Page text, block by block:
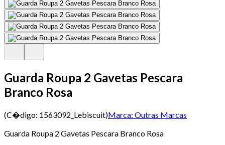
Guarda Roupa 2 Gavetas Pescara
Branco Rosa
(C�digo: 1563092_Lebiscuit)Marca: Outras Marcas
Guarda Roupa 2 Gavetas Pescara Branco Rosa